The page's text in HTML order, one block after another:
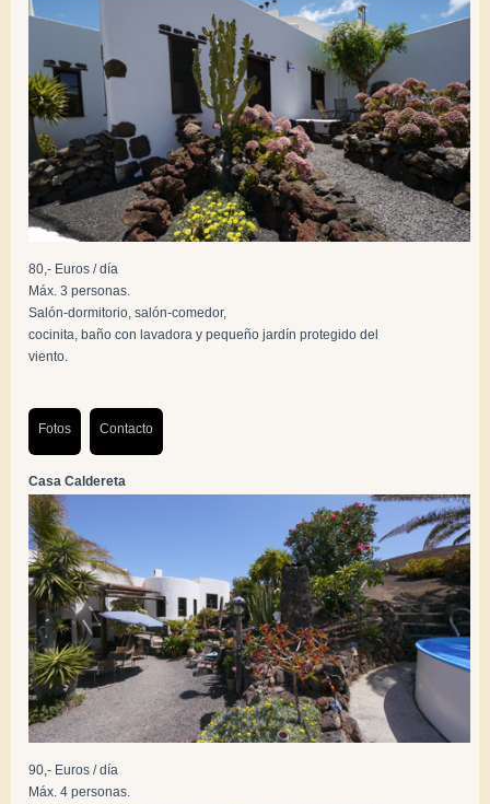
80,- Euros / día
Máx. 3 personas.
Salón-dormitorio, salón-comedor,
cocinita, baño con lavadora y pequeño jardín protegido del
viento.
Fotos Contacto
Casa Caldereta
90,- Euros / día
Máx. 4 personas.